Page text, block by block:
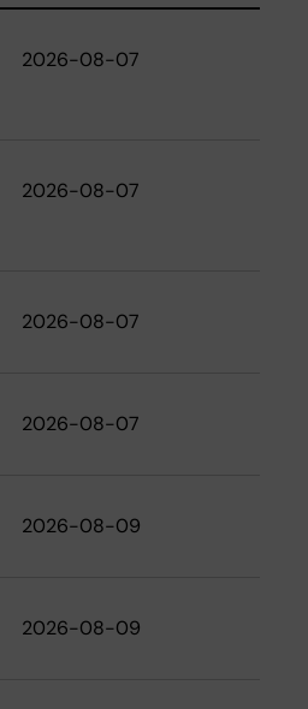
2026-08-07
2026-08-07
2026-08-07
2026-08-07
2026-08-09
2026-08-09